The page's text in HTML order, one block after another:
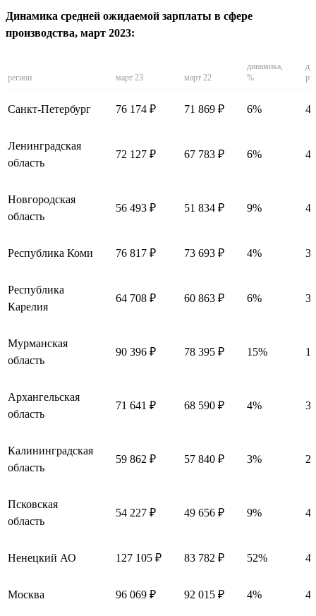
Динамика средней ожидаемой зарплаты в сфере
производства, март 2023:
регион март 23 март 22
динамика,
%
Санкт-Петербург 76 174 ₽ 71 869 ₽ 6%
Ленинградская
область
72 127 ₽ 67 783 ₽ 6%
Новгородская
область
56 493 ₽ 51 834 ₽ 9%
Республика Коми 76 817 ₽ 73 693 ₽ 4%
Республика
Карелия
64 708 ₽ 60 863 ₽ 6%
Мурманская
область
90 396 ₽ 78 395 ₽ 15%
Архангельская
область
71 641 ₽ 68 590 ₽ 4%
Калининградская
область
59 862 ₽ 57 840 ₽ 3%
Псковская
область
54 227 ₽ 49 656 ₽ 9%
Ненецкий АО 127 105 ₽ 83 782 ₽ 52%
Москва 96 069 ₽ 92 015 ₽ 4%